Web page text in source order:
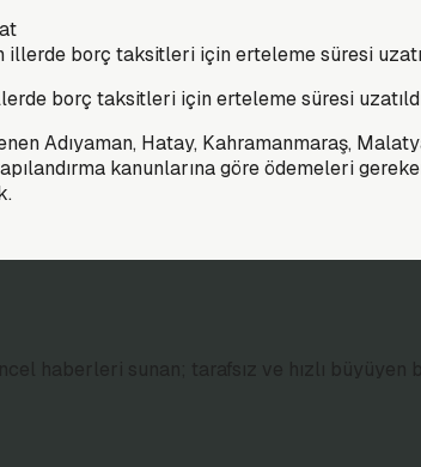
borç taksitleri için erteleme süresi
Adıyaman, Hatay, Kahramanmaraş,
kanunlarına göre ödemeleri